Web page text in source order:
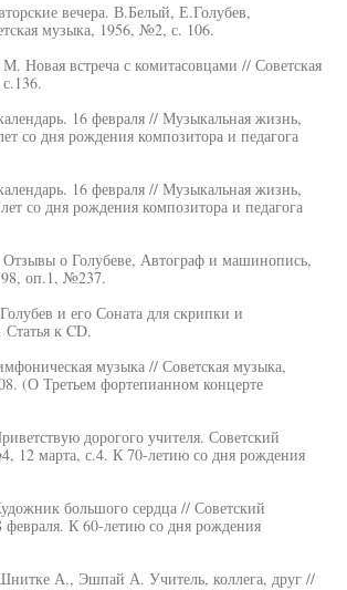
вечера. В.Белый, Е.Голубев,
музыка, 1956, №2, с. 106.
Новая встреча с комитасовцами // Советская
16 февраля // Музыкальная жизнь,
со дня рождения композитора и педагога
16 февраля // Музыкальная жизнь,
со дня рождения композитора и педагога
о Голубеве, Автограф и машинопись,
оп.1, №237.
и его Соната для скрипки и
к CD.
музыка // Советская музыка,
(О Третьем фортепианном концерте
дорогого учителя. Советский
12 марта, с.4. К 70-летию со дня рождения
большого сердца // Советский
февраля. К 60-летию со дня рождения
А., Эшпай А. Учитель, коллега, друг //